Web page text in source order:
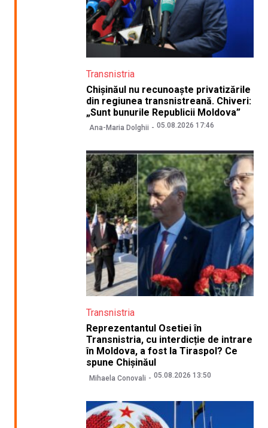
Transnistria
Chișinăul nu recunoaște privatizările
din regiunea transnistreană. Chiveri:
„Sunt bunurile Republicii Moldova”
Ana-Maria Dolghii 05.08.2026 17:46
Transnistria
Reprezentantul Osetiei în
Transnistria, cu interdicție de intrare
în Moldova, a fost la Tiraspol? Ce
spune Chișinăul
Mihaela Conovali 05.08.2026 13:50